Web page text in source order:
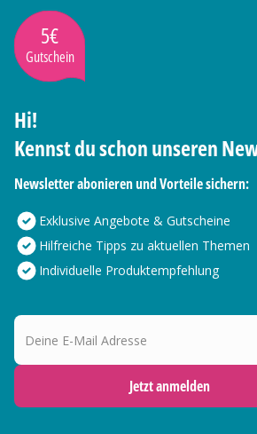
5€
Gutschein
Hi!
Kennst du schon unseren
Newsletter abonieren und Vorteile sichern:
Exklusive Angebote & Gutscheine
Hilfreiche Tipps zu aktuellen Themen
Individuelle Produktempfehlung
Deine E-Mail Adresse
Jetzt anmelden